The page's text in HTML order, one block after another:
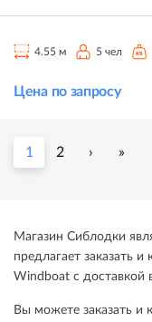
4.55 м 5 чел
Цена по запросу
1 2 › »
Магазин Сиблодки
предлагает заказать
Windboat с доставкой
Вы можете заказать и